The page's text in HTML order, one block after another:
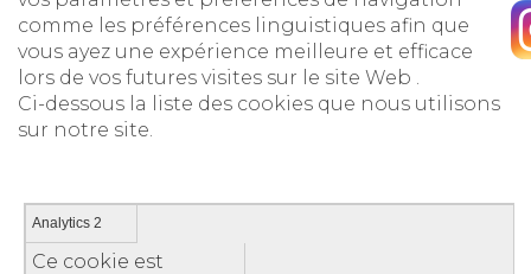
comme les préférences linguistiques afin que
vous ayez une expérience meilleure et efficace
lors de vos futures visites sur le site Web .
Ci-dessous la liste des cookies que nous utilisons
sur notre site.
Analytics 2
Ce cookie est